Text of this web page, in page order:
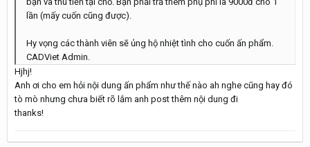
lần (mấy cuốn cũng được).
Hy vọng các thành viên sẽ ủng hộ nhiệt tình cho cuốn ấn phẩm.
CADViet Admin.
Hjhj!
Anh ơi cho em hỏi nội dung ấn phẩm như thế nào ah nghe cũng hay đó
tò mò nhưng chưa biết rõ lắm anh post thêm nội dung đi
thanks!